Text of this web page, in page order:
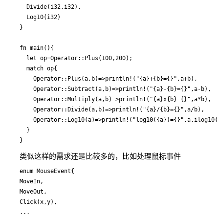
  Divide(i32,i32),
  Log10(i32)
}
fn main(){
  let op=Operator::Plus(100,200);
  match op{
    Operator::Plus(a,b)=>println!("{a}+{b}={}",a+b),
    Operator::Subtract(a,b)=>println!("{a}-{b}={}",a-b),
    Operator::Multiply(a,b)=>println!("{a}x{b}={}",a*b),
    Operator::Divide(a,b)=>println!("{a}/{b}={}",a/b),
  }
类似这样的需求还是比较多的，比如处理鼠标事件
enum MouseEvent{
MoveIn,
MoveOut,
Click(x,y),
...